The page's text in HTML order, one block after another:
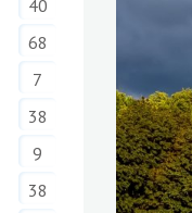
40
68
7
38
9
38